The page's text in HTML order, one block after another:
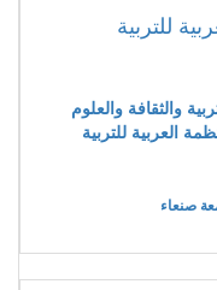
للتربية
والثقافة والعلوم
العربية للتربية
صنعاء